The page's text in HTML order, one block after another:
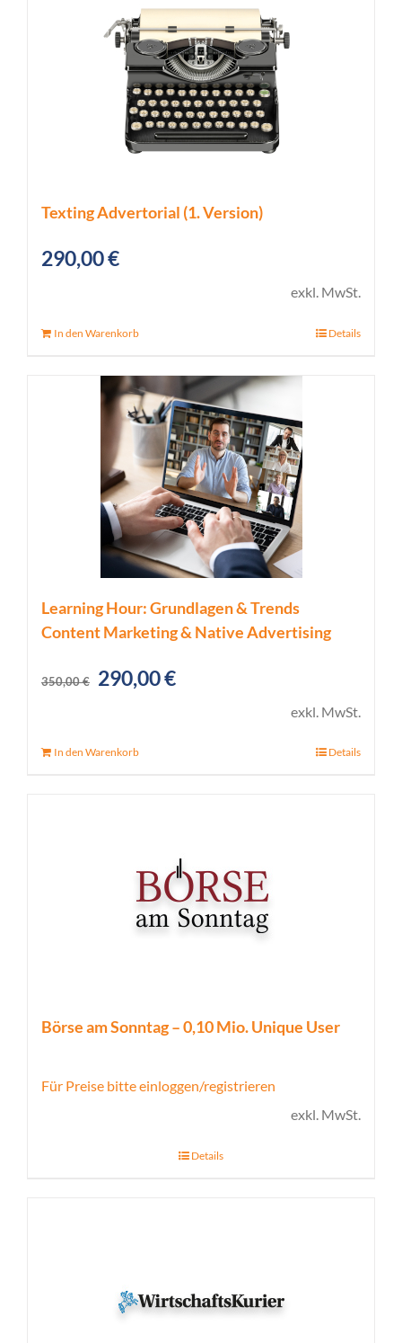
Texting Advertorial (1. Version)
290,00€
exkl. MwSt.
In den Warenkorb Details
Learning Hour: Grundlagen & Trends
Content Marketing & Native Advertising
350,00€
Ursprünglicher
290,00€Aktueller
exkl. MwSt.
In den Warenkorb Details
Börse am Sonntag – 0,10 Mio. Unique User
Für Preise bitte einloggen/registrieren
exkl. MwSt.
Details